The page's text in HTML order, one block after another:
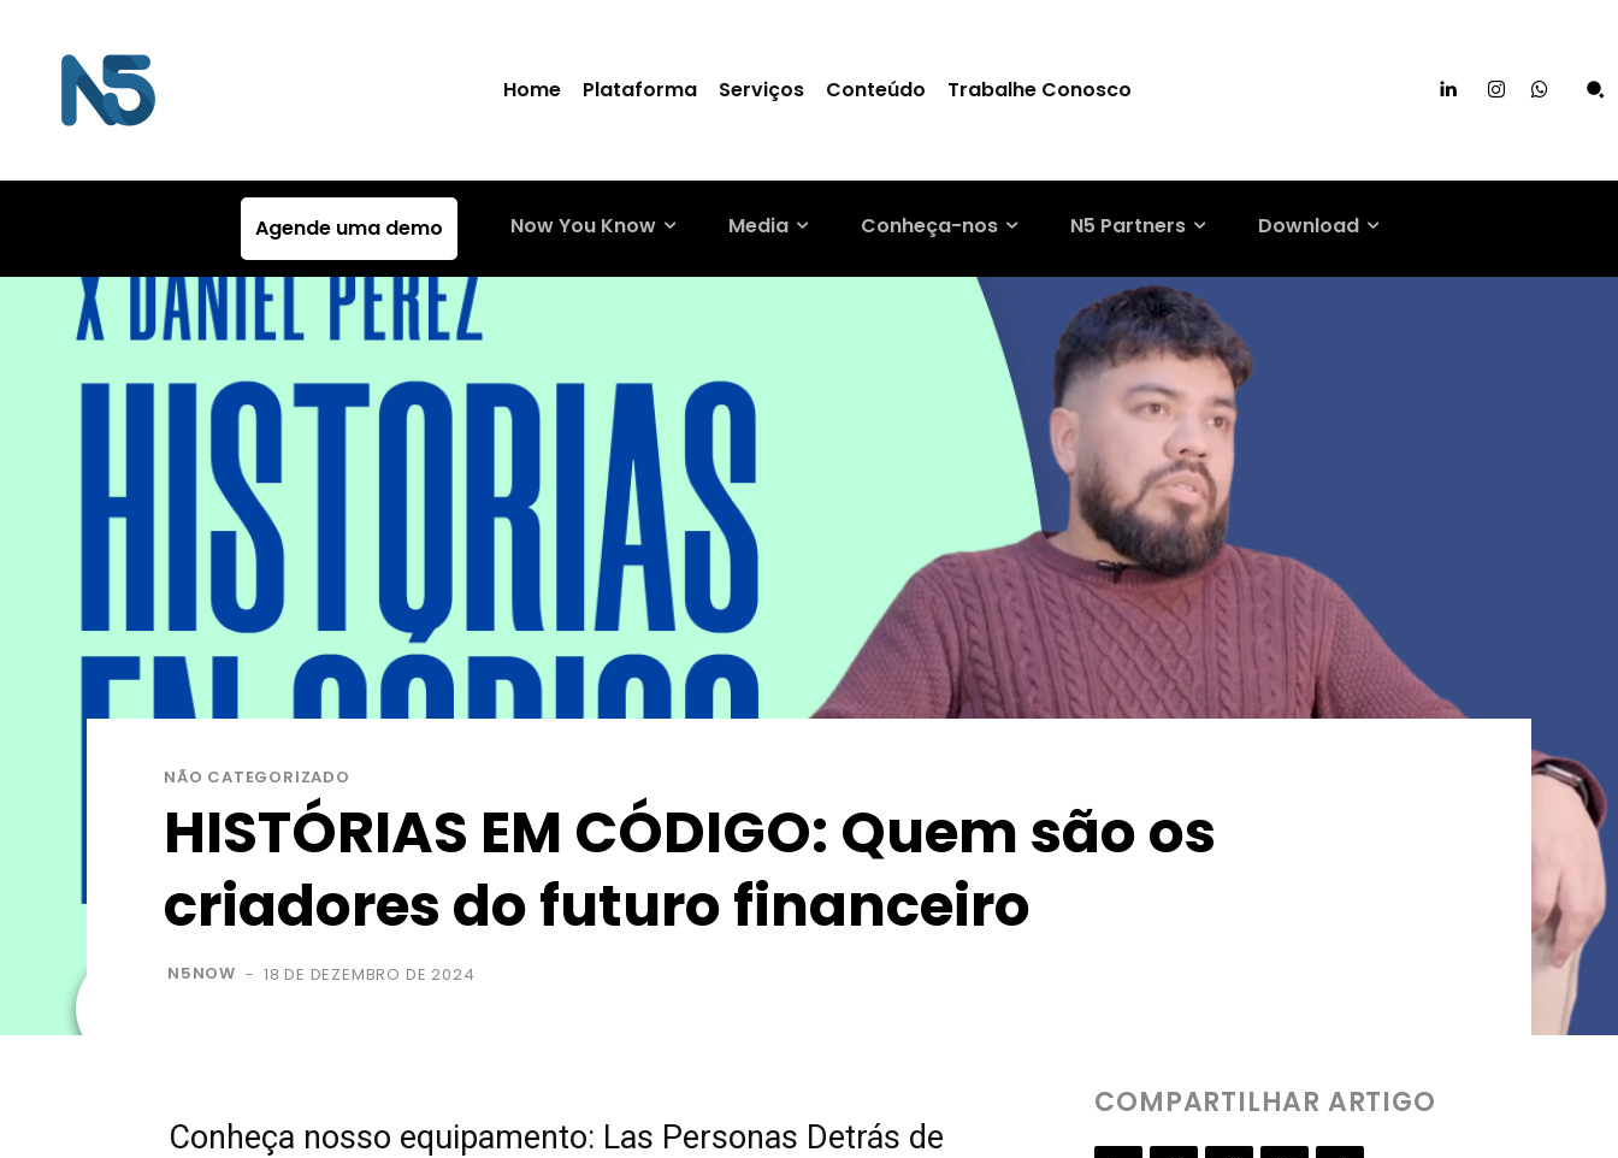
Home Plataforma Serviços Conteúdo Trabalhe Conosco
Agende uma demo Now You Know Media Conheça-nos N5 Partners Download
NÃO CATEGORIZADO
HISTÓRIAS EM CÓDIGO: Quem são os
criadores do futuro financeiro
N5NOW - 18 DE DEZEMBRO DE 2024
Conheça nosso equipamento: Las Personas Detrás de
COMPARTILHAR ARTIGO